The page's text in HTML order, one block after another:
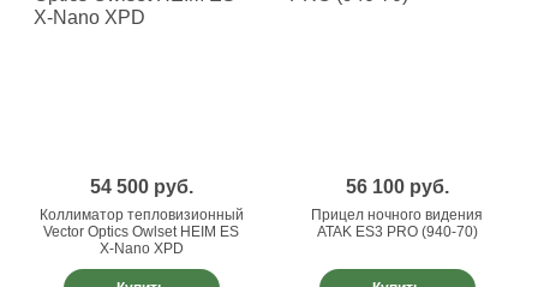
54 500 руб.
Коллиматор тепловизионный
Vector Optics Owlset HEIM ES
X-Nano XPD
56 100 руб.
Прицел ночного видения
ATAK ES3 PRO (940-70)